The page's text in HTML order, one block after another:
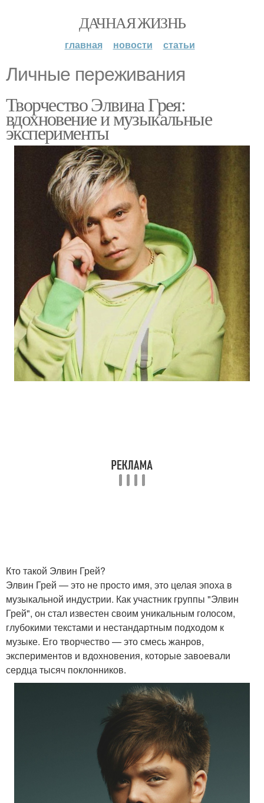
ДАЧНАЯ ЖИЗНЬ
главная новости статьи
Личные переживания
Творчество Элвина Грея:
вдохновение и музыкальные
эксперименты
Кто такой Элвин Грей?
Элвин Грей — это не просто имя, это целая эпоха в
музыкальной индустрии. Как участник группы "Элвин
Грей", он стал известен своим уникальным голосом,
глубокими текстами и нестандартным подходом к
музыке. Его творчество — это смесь жанров,
экспериментов и вдохновения, которые завоевали
сердца тысяч поклонников.